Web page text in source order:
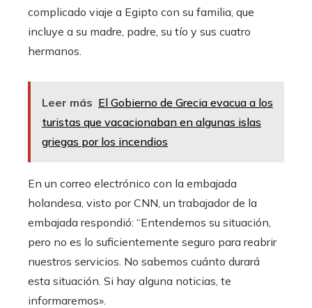
complicado viaje a Egipto con su familia, que
incluye a su madre, padre, su tío y sus cuatro
hermanos.
Leer más El Gobierno de Grecia evacua a los
turistas que vacacionaban en algunas islas
griegas por los incendios
En un correo electrónico con la embajada
holandesa, visto por CNN, un trabajador de la
embajada respondió: “Entendemos su situación,
pero no es lo suficientemente seguro para reabrir
nuestros servicios. No sabemos cuánto durará
esta situación. Si hay alguna noticias, te
informaremos».